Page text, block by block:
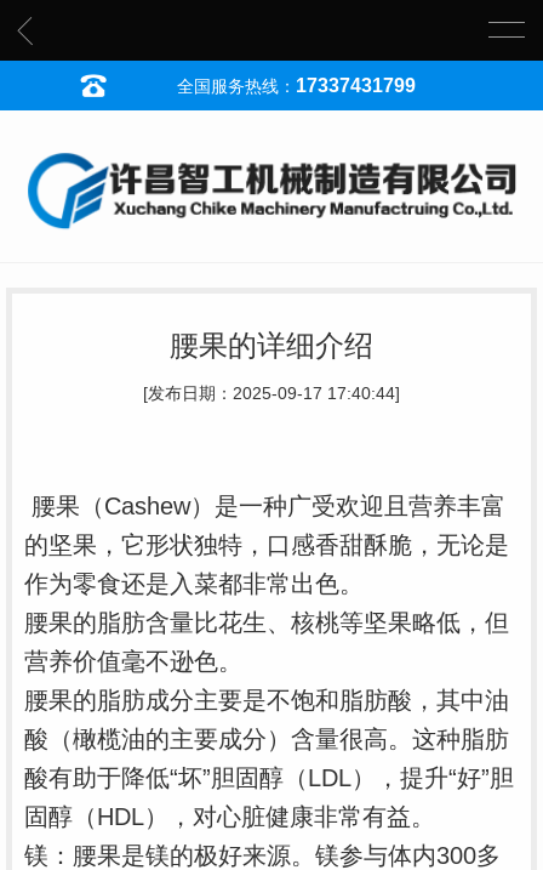
全国服务热线： 17337431799
腰果的详细介绍
[发布日期：2025-09-17 17:40:44]
腰果（Cashew）是一种广受欢迎且营养丰富
的坚果，它形状独特，口感香甜酥脆，无论是
作为零食还是入菜都非常出色。
腰果的脂肪含量比花生、核桃等坚果略低，但
营养价值毫不逊色。
腰果的脂肪成分主要是不饱和脂肪酸，其中油
酸（橄榄油的主要成分）含量很高。这种脂肪
酸有助于降低“坏”胆固醇（LDL），提升“好”胆
固醇（HDL），对心脏健康非常有益。
镁：腰果是镁的极好来源。镁参与体内300多